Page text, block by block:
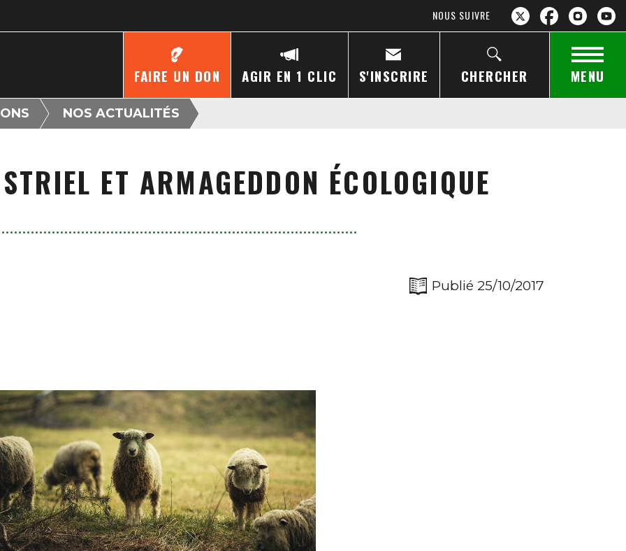
NOUS SUIVRE
FAIRE UN DON AGIR EN 1 CLIC S'INSCRIRE CHERCHER MENU
NOS ACTUALITÉS
ET ARMAGEDDON ÉCOLOGIQUE
Publié 25/10/2017